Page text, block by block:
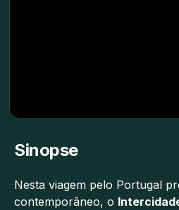
Sinopse
Nesta viagem pelo Portugal
contemporâneo, o